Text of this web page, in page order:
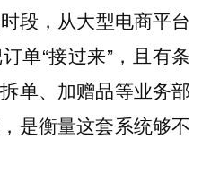
段，从大型电商平台
单“接过来”，且有条
单、加赠品等业务部
是衡量这套系统够不